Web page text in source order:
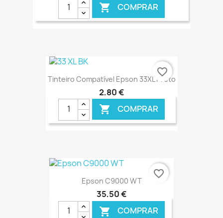
 COMPRAR
€ ONLINE
Tinteiro Compatível Epson 33XL Preto
2,80 €
 COMPRAR
€ ONLINE
favorite_border
Epson C9000 WT
35,50 €
 COMPRAR
favorite_border